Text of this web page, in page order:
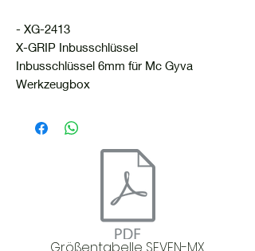
- XG-2413
X-GRIP Inbusschlüssel
Inbusschlüssel 6mm für Mc Gyva
Werkzeugbox
Größentabelle SEVEN-MX